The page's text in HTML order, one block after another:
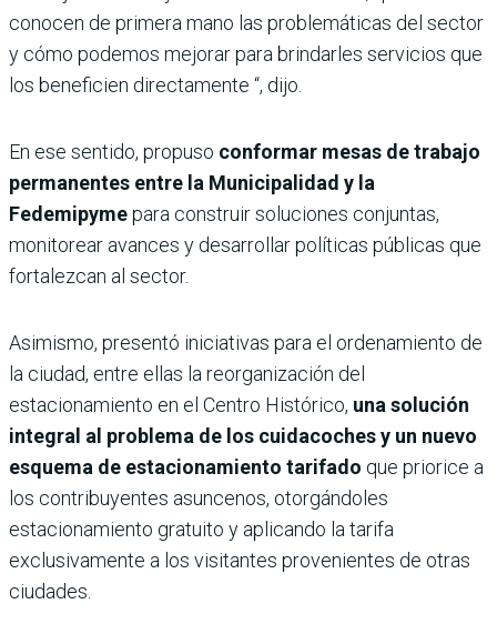
conocen de primera mano las problemáticas del sector
y cómo podemos mejorar para brindarles servicios que
los beneficien directamente “, dijo.
En ese sentido, propuso conformar mesas de trabajo
permanentes entre la Municipalidad y la
Fedemipymepara construir soluciones conjuntas,
monitorear avances y desarrollar políticas públicas que
fortalezcan al sector.
Asimismo, presentó iniciativas para el ordenamiento de
la ciudad, entre ellas la reorganización del
estacionamiento en el Centro Histórico, una solución
integral al problema de los cuidacoches y un nuevo
esquema de estacionamiento tarifado que priorice a
los contribuyentes asuncenos, otorgándoles
estacionamiento gratuito y aplicando la tarifa
exclusivamente a los visitantes provenientes de otras
ciudades.